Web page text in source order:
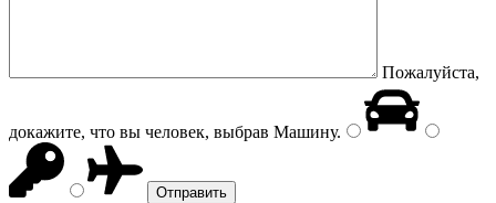
Пожалуйста,
докажите, что вы человек, выбрав Машину.